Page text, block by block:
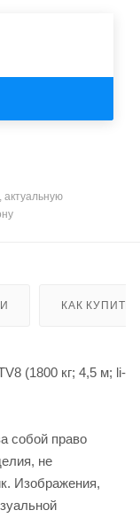
актуальную
КАК КУПИТЬ
(1800 кг; 4,5 м; li-
собой право
не
Изображения,